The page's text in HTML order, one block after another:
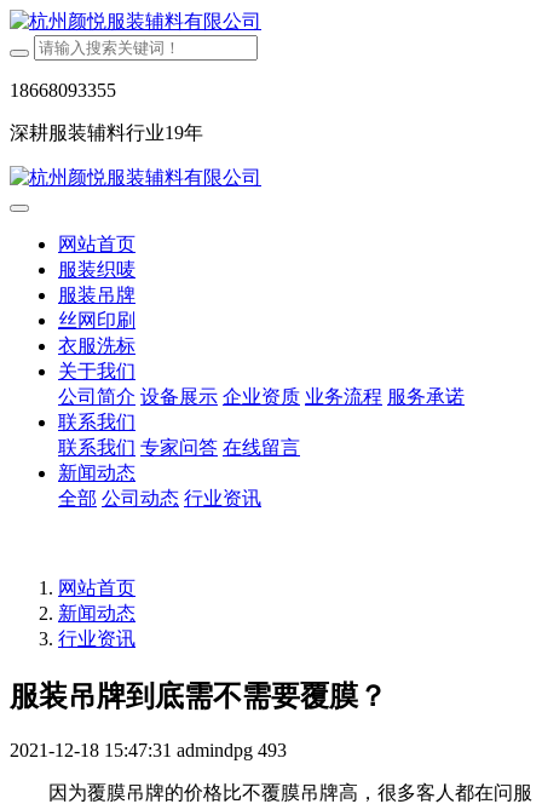
18668093355
深耕服装辅料行业19年
网站首页
服装织唛
服装吊牌
丝网印刷
衣服洗标
关于我们
公司简介 设备展示 企业资质 业务流程 服务承诺
联系我们
联系我们 专家问答 在线留言
新闻动态
全部 公司动态 行业资讯
网站首页
新闻动态
行业资讯
服装吊牌到底需不需要覆膜？
2021-12-18 15:47:31 admindpg 493
因为覆膜吊牌的价格比不覆膜吊牌高，很多客人都在问服